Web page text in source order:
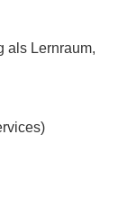
als Lernraum,